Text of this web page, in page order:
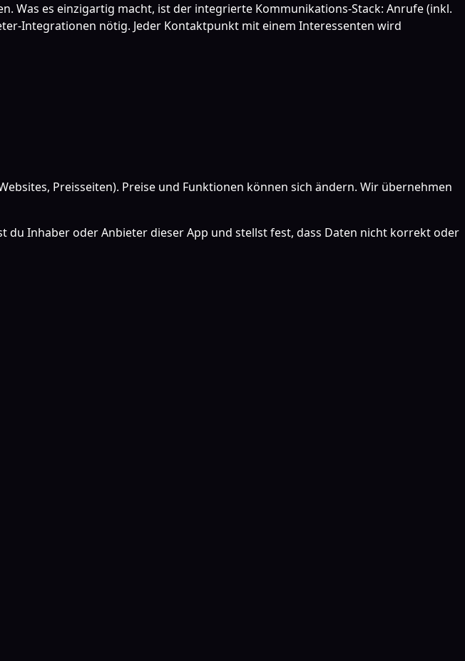
Was es einzigartig macht, ist der integrierte Kommunikations-Stack: Anrufe (inkl.
Integrationen nötig. Jeder Kontaktpunkt mit einem Interessenten wird
Preisseiten). Preise und Funktionen können sich ändern. Wir übernehmen
Inhaber oder Anbieter dieser App und stellst fest, dass Daten nicht korrekt oder